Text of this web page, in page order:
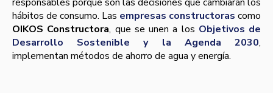
hábitos de consumo. Las empresas constructoras como
OIKOS Constructora, que se unen a los Objetivos de
Desarrollo Sostenible y la Agenda 2030,
implementan métodos de ahorro de agua y energía.